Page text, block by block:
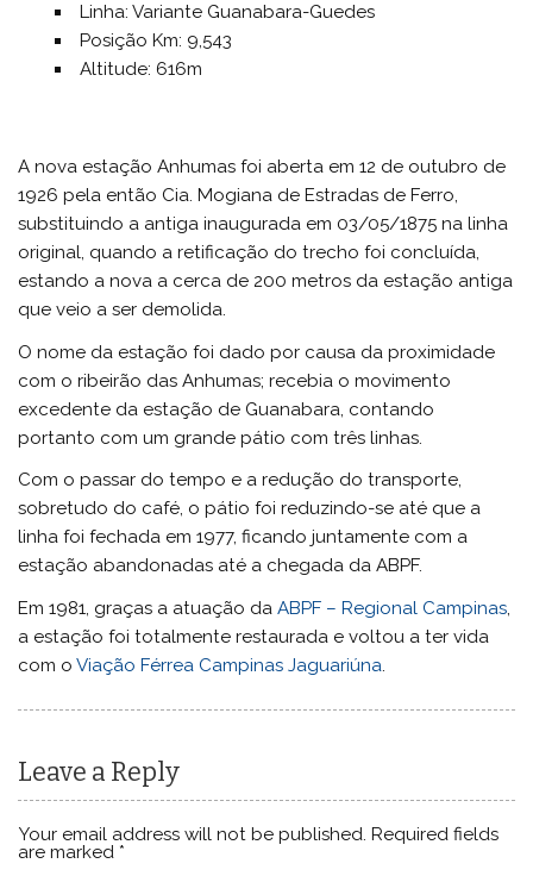
Linha: Variante Guanabara-Guedes
Posição Km: 9,543
Altitude: 616m
A nova estação Anhumas foi aberta em 12 de outubro de
1926 pela então Cia. Mogiana de Estradas de Ferro,
substituindo a antiga inaugurada em 03/05/1875 na linha
original, quando a retificação do trecho foi concluída,
estando a nova a cerca de 200 metros da estação antiga
que veio a ser demolida.
O nome da estação foi dado por causa da proximidade
com o ribeirão das Anhumas; recebia o movimento
excedente da estação de Guanabara, contando
portanto com um grande pátio com três linhas.
Com o passar do tempo e a redução do transporte,
sobretudo do café, o pátio foi reduzindo-se até que a
linha foi fechada em 1977, ficando juntamente com a
estação abandonadas até a chegada da ABPF.
Em 1981, graças a atuação da ABPF – Regional Campinas
a estação foi totalmente restaurada e voltou a ter vida
com oViação Férrea Campinas Jaguariúna
Leave a Reply
Your email address will not be published. Required fields
are marked *